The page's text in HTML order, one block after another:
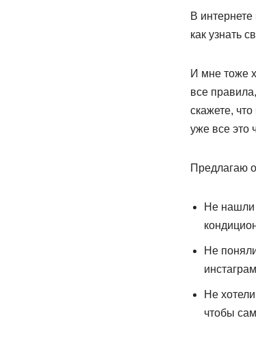
В
как узнать
И мне тоже
все
скажете,
уже все это
Предлагаю
Не нашли
Не
Не
чтобы